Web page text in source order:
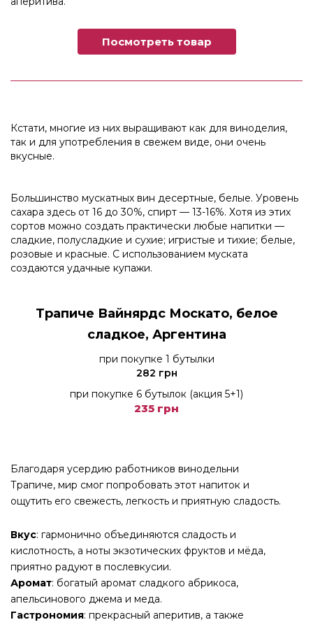
Посмотреть товар
Кстати, многие из них выращивают как для виноделия,
так и для употребления в свежем виде, они очень
вкусные.
Большинство мускатных вин десертные, белые. Уровень
сахара здесь от 16 до 30%, спирт — 13-16%. Хотя из этих
сортов можно создать практически любые напитки —
сладкие, полусладкие и сухие; игристые и тихие; белые,
розовые и красные. С использованием муската
создаются удачные купажи.
Трапиче Вайнярдс Москато, белое
сладкое, Аргентина
при покупке 1 бутылки
282 грн
при покупке 6 бутылок (акция 5+1)
235 грн
Благодаря усердию работников винодельни
Трапиче, мир смог попробовать этот напиток и
ощутить его свежесть, легкость и приятную сладость.
Вкус: гармонично объединяются сладость и
кислотность, а ноты экзотических фруктов и мёда,
приятно радуют в послевкусии.
Аромат: богатый аромат сладкого абрикоса,
апельсинового джема и меда.
Гастрономия: прекрасный аперитив, а также